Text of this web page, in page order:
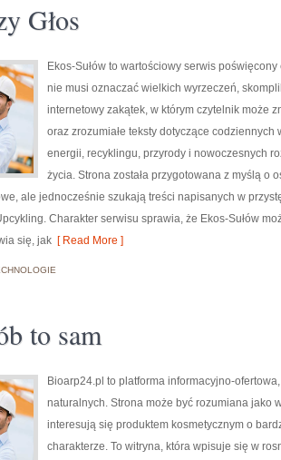
Głos
Ekos-Sułów to wartościowy serwis
nie musi oznaczać wielkich wyrzeczeń,
internetowy zakątek, w którym czytelnik może
oraz zrozumiałe teksty dotyczące
energii, recyklingu, przyrody i nowoczesnych
życia. Strona została przygotowana z myślą o
ale jednocześnie szukają treści napisanych w
Charakter serwisu sprawia, że Ekos-Sułów
się, jak [ Read More ]
to sam
Bioarp24.pl to platforma informacyjno-
naturalnych. Strona może być rozumiana jako
interesują się produktem kosmetycznym o
charakterze. To witryna, która wpisuje się w